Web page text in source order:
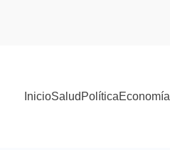
InicioSalud PolíticaEconomía